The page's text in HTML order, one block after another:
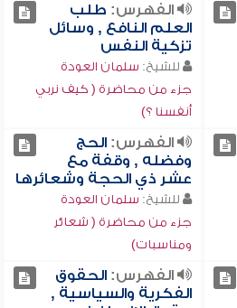
الفهرس: طلب
العلم النافع , وسائل
تزكية النفس
للشيخ: سلمان العودة
جزء من محاضرة ( كيف نربي
أنفسنا ؟)
الفهرس:الحج
وفضله , وقفة مع
عشر ذي الحجة وشعائرها
للشيخ: سلمان العودة
جزء من محاضرة ( شعائر
ومناسبات)
الفهرس:الحقوق
الفكرية والسياسية ,